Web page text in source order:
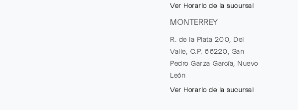
Ver Horario de la sucursal
MONTERREY
R. de la Plata 200, Del
Valle, C.P. 66220, San
Pedro Garza García, Nuevo
León
Ver Horario de la sucursal